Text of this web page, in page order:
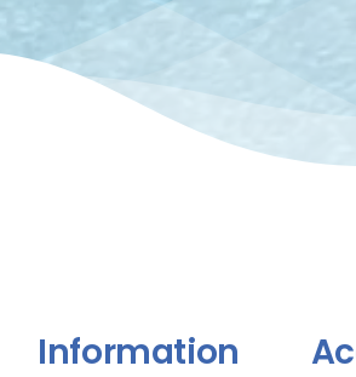
Information